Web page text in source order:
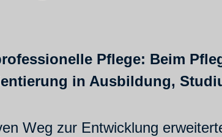
Pflege: Beim
in Ausbildung,
Weg zur Entwicklung